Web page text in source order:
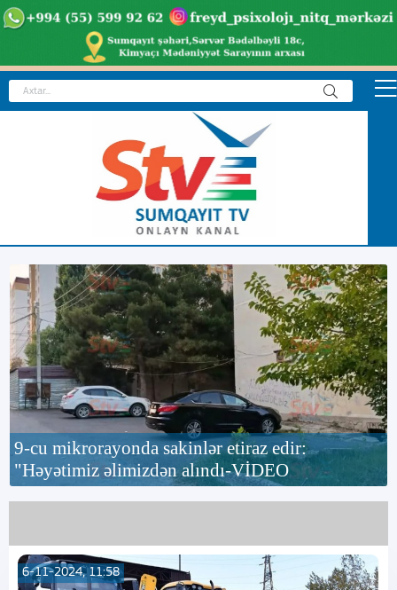
9-cu mikrorayonda sakinlər etiraz edir:
"Həyətimiz əlimizdən alındı-VİDEO
6-11-2024, 11:58